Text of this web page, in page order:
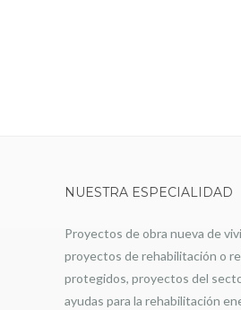
NUESTRA ESPECIALIDAD
Proyectos de obra nueva de
proyectos de rehabilitación o
protegidos, proyectos del
ayudas para la rehabilitación